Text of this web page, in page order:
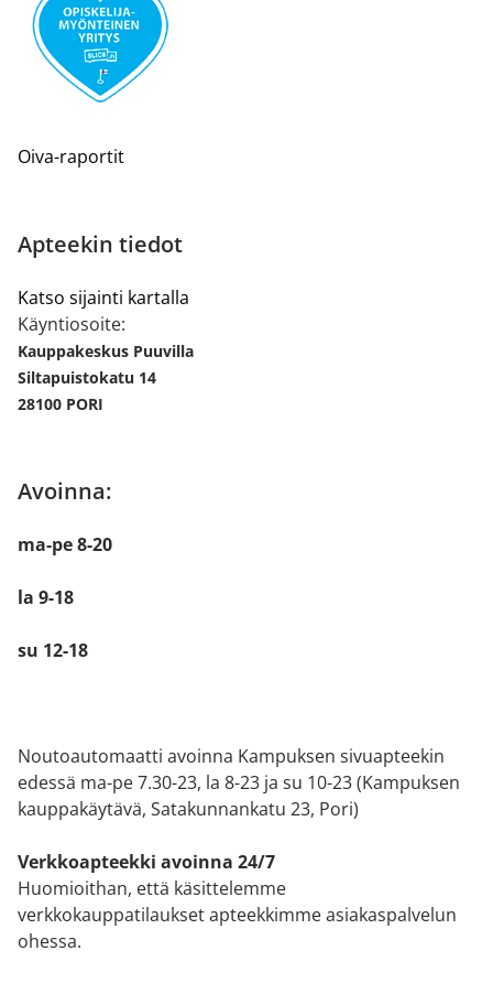
Oiva-raportit
Apteekin tiedot
Katso sijainti kartalla
Käyntiosoite:
Kauppakeskus Puuvilla
Siltapuistokatu 14
28100 PORI
Avoinna:
ma-pe 8-20
la 9-18
su 12-18
Noutoautomaatti avoinna Kampuksen sivuapteekin
edessä ma-pe 7.30-23, la 8-23 ja su 10-23 (Kampuksen
kauppakäytävä, Satakunnankatu 23, Pori)
Verkkoapteekki avoinna 24/7
Huomioithan, että käsittelemme
verkkokauppatilaukset apteekkimme asiakaspalvelun
ohessa.